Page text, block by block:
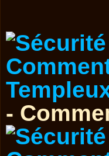
-